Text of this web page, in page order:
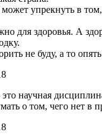
упрекнуть в
для здоровья. А
не буду, а то
научная
о том, чего нет в